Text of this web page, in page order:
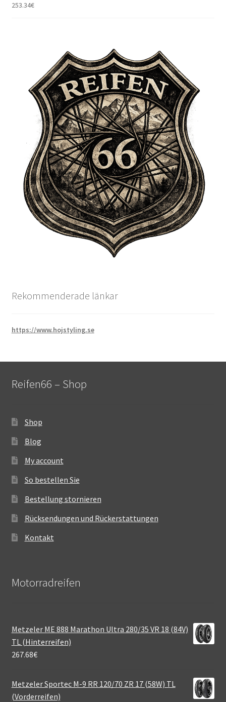
253.34€
Rekommenderade länkar
https://www.hojstyling.se
Reifen66 – Shop
Shop
Blog
My account
So bestellen Sie
Bestellung stornieren
Rücksendungen und Rückerstattungen
Kontakt
Motorradreifen
Metzeler ME 888 Marathon Ultra 280/35 VR 18 (84V)
TL (Hinterreifen)
267.68€
Metzeler Sportec M-9 RR 120/70 ZR 17 (58W) TL
(Vorderreifen)